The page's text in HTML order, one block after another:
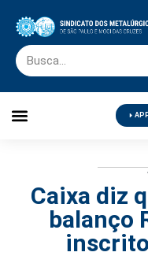
Caixa diz
balanço